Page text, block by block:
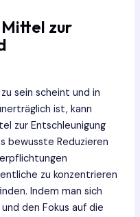
zur
sein scheint und in
ist, kann
zur Entschleunigung
bewusste Reduzieren
zu konzentrieren
Indem man sich
den Fokus auf die